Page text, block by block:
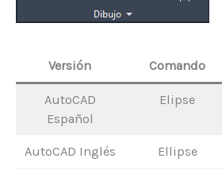
Versión Comando
AutoCAD
Español
Elipse
AutoCAD Inglés Ellipse